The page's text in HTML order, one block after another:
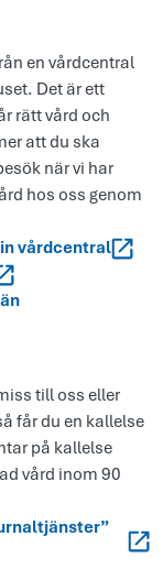
en vårdcentral
Det är ett
rätt vård och
att du ska
när vi har
hos oss genom
vårdcentral
till oss eller
får du en kallelse
på kallelse
vård inom 90